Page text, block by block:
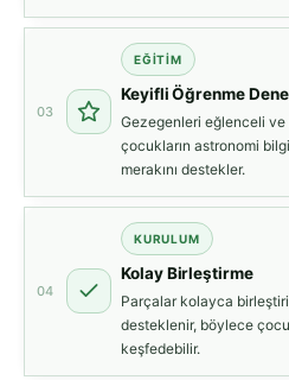
03
EĞITIM
Keyifli Öğrenme
Gezegenleri eğlenceli
çocukların astronomi
merakını destekler.
04
KURULUM
Kolay Birleştirme
Parçalar kolayca
desteklenir, böylece
keşfedebilir.